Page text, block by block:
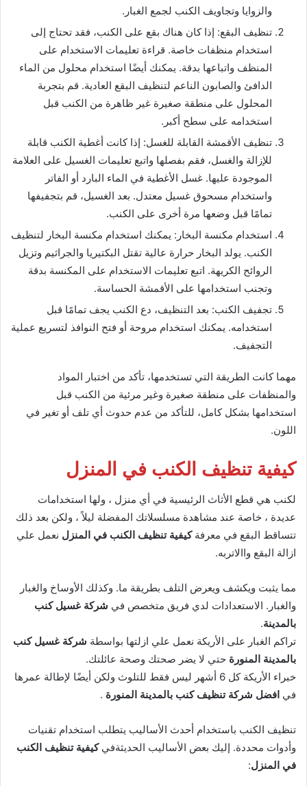
والزوايا وتجاويف الكنب لجمع الغبار.
تنظيف البقع: إذا كان هناك بقع على الكنب، فقد تحتاج إلى
استخدام منظفات خاصة. قراءة تعليمات الاستخدام على
المنظف واتباعها بدقة. يمكنك أيضًا استخدام محلول من الماء
الدافئ والصابون الناعم لتنظيف البقع العادية. قم بتجربة
المحلول على منطقة صغيرة غير ظاهرة من الكنب قبل
استخدامه على سطح أكبر.
تنظيف الأقمشة القابلة للغسل: إذا كانت أغطية الكنب قابلة
للإزالة والغسل، فقم بفصلها واتبع تعليمات الغسيل على العلامة
الموجودة عليها. غسل الأغطية في الماء البارد أو الفاتر
واستخدام مسحوق غسيل معتدل. بعد الغسيل، قم بتجفيفها
تمامًا قبل وضعها مرة أخرى على الكنب.
استخدام مكنسة البخار: يمكنك استخدام مكنسة البخار لتنظيف
الكنب. يولد البخار حرارة عالية تقتل البكتيريا والجراثيم وتزيل
الروائح الكريهة. اتبع تعليمات الاستخدام على المكنسة بدقة
وتجنب استخدامها على الأقمشة الحساسة.
تجفيف الكنب: بعد التنظيف، دع الكنب يجف تمامًا قبل
استخدامه. يمكنك استخدام مروحة أو فتح النوافذ لتسريع عملية
التجفيف.
مهما كانت الطريقة التي تستخدمها، تأكد من اختبار المواد
والمنظفات على منطقة صغيرة وغير مرئية من الكنب قبل
استخدامها بشكل كامل، للتأكد من عدم حدوث أي تلف أو تغير في
اللون.
كيفية تنظيف الكنب في المنزل
لكنب هي قطع الأثاث الرئيسية في أي منزل ، ولها استخدامات
عديدة ، خاصة عند مشاهدة مسلسلاتك المفضلة ليلاً ، ولكن بعد ذلك
تتساقط البقع في معرفةكيفية تنظيف الكنب في المنزل نعمل علي
ازالة البقع واالاتربه.
مما يثبت ويكشف ويعرض التلف بطريقة ما. وكذلك الأوساخ والغبار
والغبار. الاستعدادات لدي فريق متخصص في شركة غسيل كنب
بالمدينة.
تراكم الغبار على الأريكة نعمل علي ازلتها بواسطة شركة غسيل كنب
بالمدينة المنورة حتي لا يضر صحتك وصحة عائلتك.
خبراء الأريكة كل 6 أشهر ليس فقط للتلوث ولكن أيضًا لإطالة عمرها
في افضل شركة تنظيف كنب بالمدينة المنورة .
تنظيف الكنب باستخدام أحدث الأساليب يتطلب استخدام تقنيات
وأدوات محددة. إليك بعض الأساليب الحديثةفيكيفية تنظيف الكنب
في المنزل: